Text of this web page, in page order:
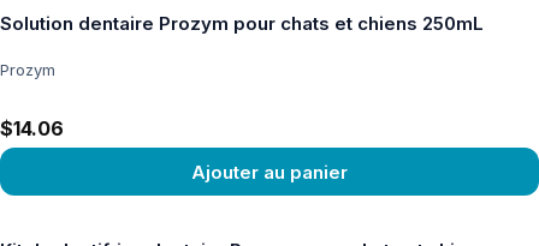
Solution dentaire Prozym pour chats et chiens 250mL
Prozym
$14.06
Ajouter au panier